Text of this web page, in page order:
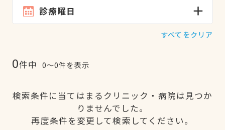
診療曜日
すべてをクリア
0件中 0〜0件を表示
検索条件に当てはまるクリニック・病院は見つか
りませんでした。
再度条件を変更して検索してください。